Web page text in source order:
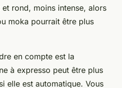
rond, moins intense, alors
moka pourrait être plus
en compte est la
à expresso peut être plus
elle est automatique. Vous